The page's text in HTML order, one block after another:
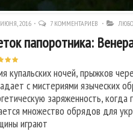
2016 7 КОММЕНТАРИЕВ
папоротника:
купальских ночей, прыжков
с мистериями языческих
заряженность,
множество обрядов для
играют